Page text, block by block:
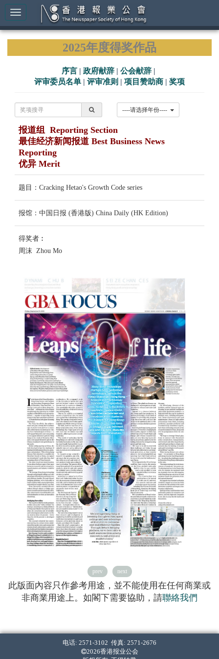
2025年度得奖作品
序言 | 政府献辞 | 公会献辞 |
评审委员名单 | 评审准则 | 项目赞助商 | 奖项
报道组 Reporting Section
最佳经济新闻报道 Best Business News
Reporting
优异 Merit
题目：Cracking Hetao's Growth Code series
报馆：中国日报 (香港版) China Daily (HK Edition)
得奖者︰
周沫 Zhou Mo
prev next
此版面內容只作參考用途，並不能使用在任何商業或
非商業用途上。如閣下需要協助，請聯絡我們
电话: 2571-3102 传真: 2571-2676
2026香港报业公会